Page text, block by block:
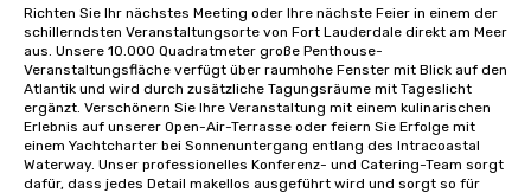
Richten Sie Ihr nächstes Meeting oder Ihre nächste Feier in einem der
schillerndsten Veranstaltungsorte von Fort Lauderdale direkt am Meer
aus. Unsere 10.000 Quadratmeter große Penthouse-
Veranstaltungsfläche verfügt über raumhohe Fenster mit Blick auf den
Atlantik und wird durch zusätzliche Tagungsräume mit Tageslicht
ergänzt. Verschönern Sie Ihre Veranstaltung mit einem kulinarischen
Erlebnis auf unserer Open-Air-Terrasse oder feiern Sie Erfolge mit
einem Yachtcharter bei Sonnenuntergang entlang des Intracoastal
Waterway. Unser professionelles Konferenz- und Catering-Team sorgt
dafür, dass jedes Detail makellos ausgeführt wird und sorgt so für